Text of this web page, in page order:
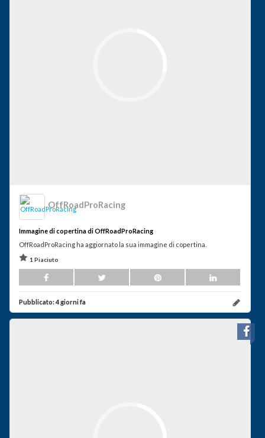
OffRoadProRacing
Immagine di copertina di OffRoadProRacing
OffRoadProRacing ha aggiornato la sua immagine di copertina.
1 Piaciuto
Pubblicato:4 giorni fa